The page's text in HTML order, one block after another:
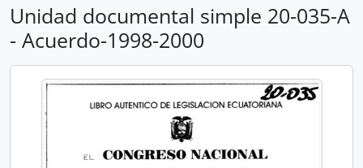
Unidad documental simple 20-035-A
- Acuerdo-1998-2000